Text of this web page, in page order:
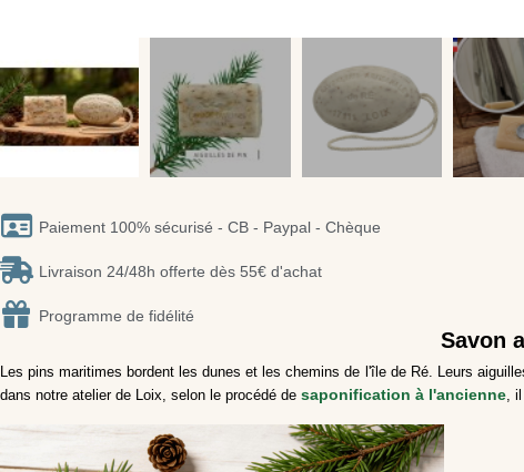
Paiement 100% sécurisé - CB - Paypal - Chèque
Livraison 24/48h offerte dès 55€ d'achat
Programme de fidélité
Savon
Les pins maritimes bordent les dunes et les chemins de l'île de Ré. Leurs
dans notre atelier de Loix, selon le procédé de saponification à l'ancienne,